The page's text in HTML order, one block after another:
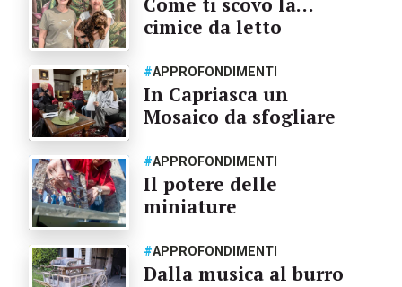
cimice da letto
#APPROFONDIMENTI
In Capriasca un
Mosaico da sfogliare
#APPROFONDIMENTI
Il potere delle
miniature
#APPROFONDIMENTI
Dalla musica al burro